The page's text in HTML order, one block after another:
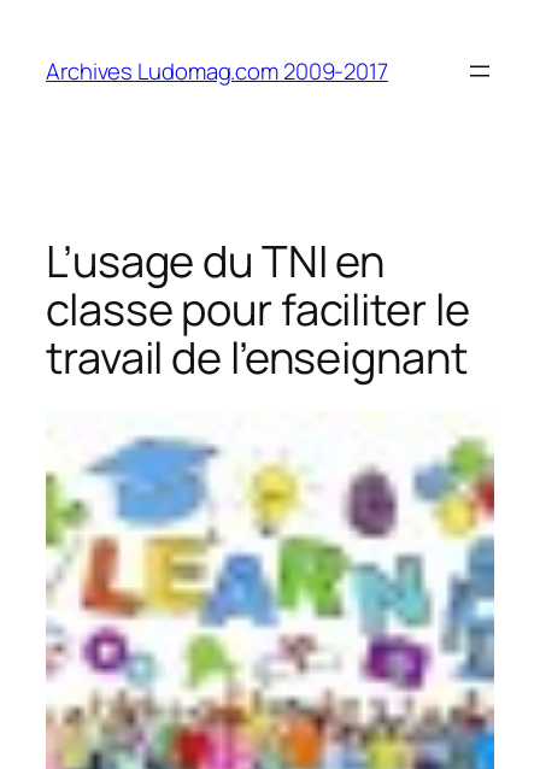
contenu
Archives Ludomag.com 2009-2017
L’usage du TNI en
classe pour faciliter le
travail de l’enseignant